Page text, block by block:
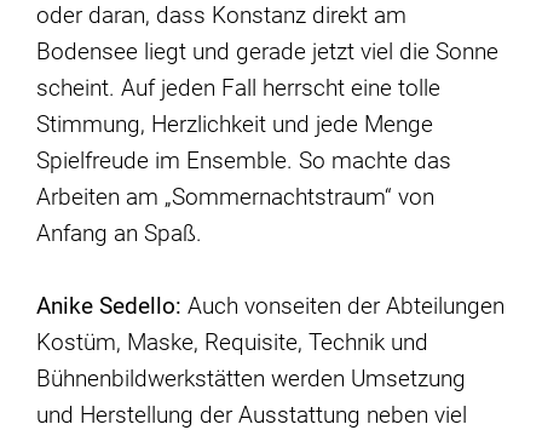
oder daran, dass Konstanz direkt am
Bodensee liegt und gerade jetzt viel die Sonne
scheint. Auf jeden Fall herrscht eine tolle
Stimmung, Herzlichkeit und jede Menge
Spielfreude im Ensemble. So machte das
Arbeiten am „Sommernachtstraum“ von
Anfang an Spaß.
Anike Sedello: Auch vonseiten der Abteilungen
Kostüm, Maske, Requisite, Technik und
Bühnenbildwerkstätten werden Umsetzung
und Herstellung der Ausstattung neben viel